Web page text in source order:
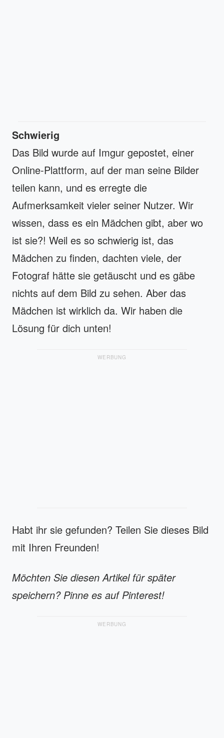
Schwierig
Das Bild wurde auf Imgur gepostet, einer
Online-Plattform, auf der man seine Bilder
teilen kann, und es erregte die
Aufmerksamkeit vieler seiner Nutzer. Wir
wissen, dass es ein Mädchen gibt, aber wo
ist sie?! Weil es so schwierig ist, das
Mädchen zu finden, dachten viele, der
Fotograf hätte sie getäuscht und es gäbe
nichts auf dem Bild zu sehen. Aber das
Mädchen ist wirklich da. Wir haben die
Lösung für dich unten!
WERBUNG
Habt ihr sie gefunden? Teilen Sie dieses Bild
mit Ihren Freunden!
Möchten Sie diesen Artikel für später
speichern? Pinne es auf Pinterest!
WERBUNG